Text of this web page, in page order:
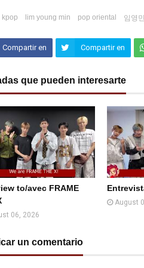
kpop lim young min pop oriental 임영민
Compartir en Compartir en
que pueden interesarte
to/avec FRAME
06, 2026
August
un comentario